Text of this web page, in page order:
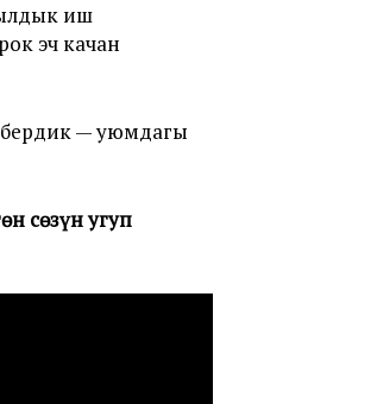
иш
эч качан
бердик — уюмдагы
сөзүн угуп